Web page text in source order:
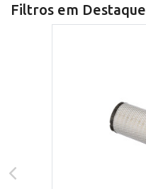
Filtros em Destaque